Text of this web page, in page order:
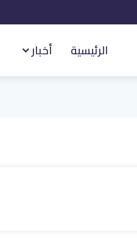
الرئيسية أخبار